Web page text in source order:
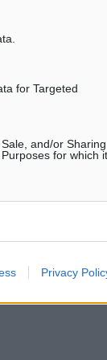
for Targeted
and/or Sharing
for which it
Privacy